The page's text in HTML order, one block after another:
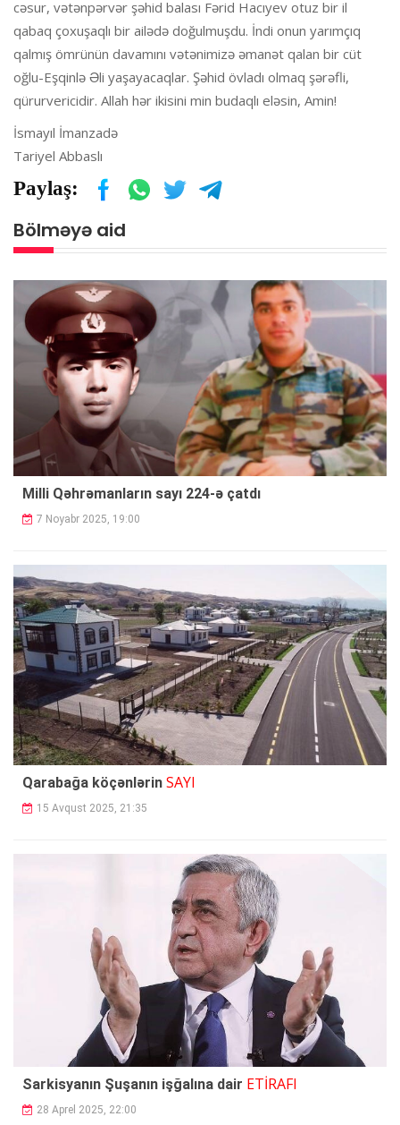
cəsur, vətənpərvər şəhid balası Fərid Hacıyev otuz bir il
qabaq çoxuşaqlı bir ailədə doğulmuşdu. İndi onun yarımçıq
qalmış ömrünün davamını vətənimizə əmanət qalan bir cüt
oğlu-Eşqinlə Əli yaşayacaqlar. Şəhid övladı olmaq şərəfli,
qürurvericidir. Allah hər ikisini min budaqlı eləsin, Amin!
İsmayıl İmanzadə
Tariyel Abbaslı
Paylaş:
Bölməyə aid
Milli Qəhrəmanların sayı 224-ə çatdı
7 Noyabr 2025, 19:00
Qarabağa köçənlərin SAYI
15 Avqust 2025, 21:35
Sarkisyanın Şuşanın işğalına dair ETİRAFI
28 Aprel 2025, 22:00